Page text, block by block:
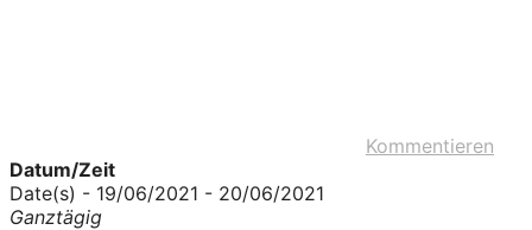
Kommentieren
Datum/Zeit
Date(s) - 19/06/2021 - 20/06/2021
Ganztägig